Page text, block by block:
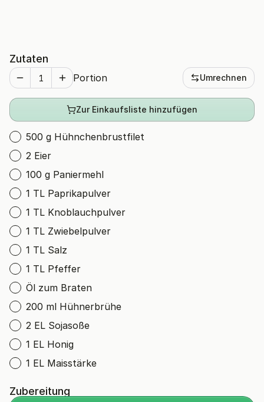
Zutaten
Portion Umrechnen
Zur Einkaufsliste hinzufügen
500 g Hühnchenbrustfilet
2 Eier
100 g Paniermehl
1 TL Paprikapulver
1 TL Knoblauchpulver
1 TL Zwiebelpulver
1 TL Salz
1 TL Pfeffer
Öl zum Braten
200 ml Hühnerbrühe
2 EL Sojasoße
1 EL Honig
1 EL Maisstärke
Zubereitung